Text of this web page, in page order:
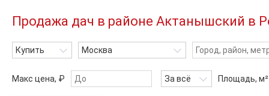
Продажа дач в районе Актанышский в
Купить Москва
Макс цена, ₽ За всё Площадь, м²